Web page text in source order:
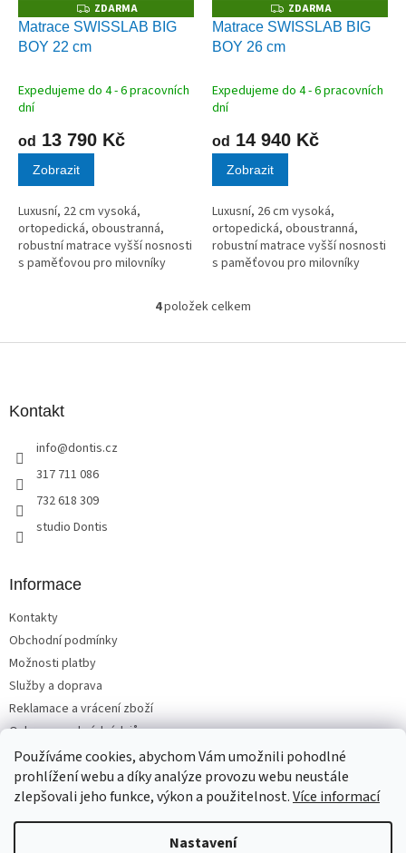
Používáme cookies, abychom Vám umožnili pohodlné
prohlížení webu a díky analýze provozu webu neustále
zlepšovali jeho funkce, výkon a použitelnost.Více informací
Nastavení
Z
D
A
R
ZDARMA
Matrace SWISSLAB BIG
BOY 22 cm
Expedujeme do 4 - 6 pracovních
dní
od 13 790 Kč
Zobrazit
Luxusní, 22 cm vysoká,
ortopedická, oboustranná,
robustní matrace vyšší nosnosti
s paměťovou pro milovníky
Z
D
A
R
ZDARMA
Matrace SWISSLAB BIG
BOY 26 cm
Expedujeme do 4 - 6 pracovních
dní
od 14 940 Kč
Zobrazit
Luxusní, 26 cm vysoká,
ortopedická, oboustranná,
robustní matrace vyšší nosnosti
s paměťovou pro milovníky
O
l
4položek celkem
Kontakt
info@dontis.cz
317 711 086
732 618 309
studio Dontis
Informace
Kontakty
Obchodní podmínky
Možnosti platby
Služby a doprava
Reklamace a vrácení zboží
Ochrana osobních údajů